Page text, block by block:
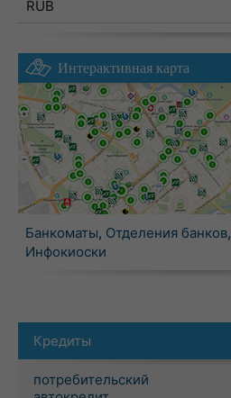
RUB
Интерактивная карта
Банкоматы, Отделения банков,
Инфокиоски
Кредиты
потребительский